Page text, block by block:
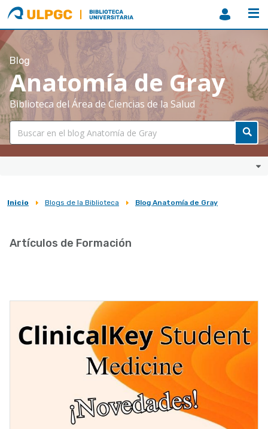
ULPGC
Biblioteca
ULPGC
Blog
Anatomía de Gray
Biblioteca del Área de Ciencias de la Salud
Sobrescribir
de
la
navegación
Inicio Blogs de la Biblioteca Blog Anatomía de Gray
Artículos de Formación